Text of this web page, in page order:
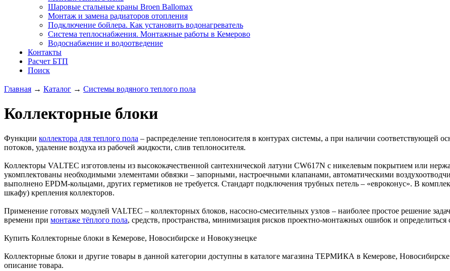
Шаровые стальные краны Broen Ballomax
Монтаж и замена радиаторов отопления
Подключение бойлера. Как установить водонагреватель
Система теплоснабжения. Монтажные работы в Кемерово
Водоснабжение и водоотведение
Контакты
Расчет БТП
Поиск
Главная → Каталог → Системы водяного теплого пола
Коллекторные блоки
Функции коллектора для теплого пола – распределение теплоносителя в контурах системы, а при наличии соответствующей
потоков, удаление воздуха из рабочей жидкости, слив теплоносителя.
Коллекторы VALTEC изготовлены из высококачественной сантехнической латуни CW617N с никелевым покрытием или
укомплектованы необходимыми элементами обвязки – запорными, настроечными клапанами, автоматическими
выполнено EPDM-кольцами, других герметиков не требуется. Стандарт подключения трубных петель – «евроконус». В
шкафу) крепления коллекторов.
Применение готовых модулей VALTEC – коллекторных блоков, насосно-смесительных узлов – наиболее простое решение
времени при монтаже тёплого пола, средств, пространства, минимизация рисков проектно-монтажных ошибок и определиться
Купить Коллекторные блоки в Кемерове, Новосибирске и Новокузнецке
Коллекторные блоки и другие товары в данной категории доступны в каталоге магазина ТЕРМИКА в Кемерове,
описание товара.